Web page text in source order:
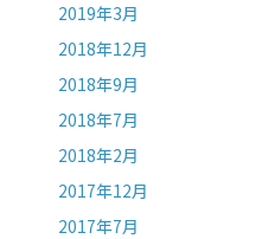
2019年3月
2018年12月
2018年9月
2018年7月
2018年2月
2017年12月
2017年7月